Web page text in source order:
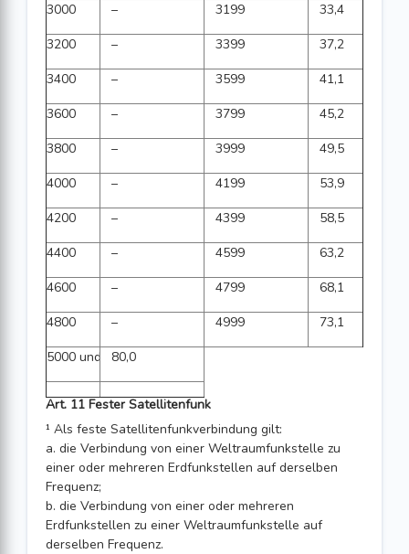
3000
– 3199
33,4
3200
– 3399
37,2
3400
– 3599
41,1
3600
– 3799
45,2
3800
– 3999
49,5
4000
– 4199
53,9
4200
– 4399
58,5
4400
– 4599
63,2
4600
– 4799
68,1
4800
– 4999
73,1
5000 und grösser
80,0
Art. 11 Fester Satellitenfunk
¹ Als feste Satellitenfunkverbindung gilt:
a. die Verbindung von einer Weltraumfunkstelle zu
einer oder mehreren Erdfunkstellen auf derselben
Frequenz;
b. die Verbindung von einer oder mehreren
Erdfunkstellen zu einer Weltraumfunkstelle auf
derselben Frequenz.